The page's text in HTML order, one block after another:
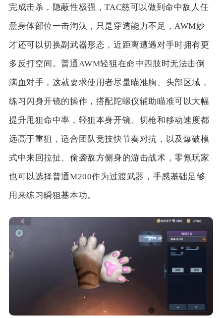
完成击杀，隐蔽性极强，TAC慈可以做到命中敌人任
意身体部位一击淘汰，只是穿透能力不足，AWM妙
才还可以切换副武器形态，近距离遭遇对手时拥有更
多反打空间。普通AWM轻狙在命中四肢时无法击倒
满血对手，这就要求使用者尽量瞄准胸、头部区域，
练习闪身开镜的操作，搭配陀螺仪辅助瞄准可以大幅
提升甩狙命中率，轻狙本身开镜、切枪和移动速度都
远高于重狙，适合团队竞技快节奏对抗，以及爆破模
式中来回拉扯、偷袭敌方侧身的游击战术，零氪玩家
也可以选择普通M200作为过渡武器，手感基础足够
用来练习瞬狙基本功。